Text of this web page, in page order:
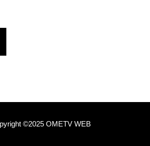
©2025 OMETV WEB